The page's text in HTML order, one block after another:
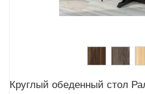
Круглый обеденный стол